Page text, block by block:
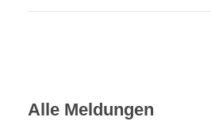
Alle Meldungen